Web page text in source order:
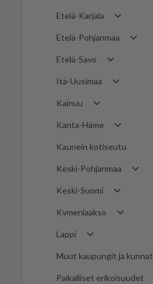
Etelä-Karjala
Etelä-Pohjanmaa
Etelä-Savo
Itä-Uusimaa
Kainuu
Kanta-Häme
Kaunein kotiseutu
Keski-Pohjanmaa
Keski-Suomi
Kymenlaakso
Lappi
Muut kaupungit ja kunnat
Paikalliset erikoisuudet